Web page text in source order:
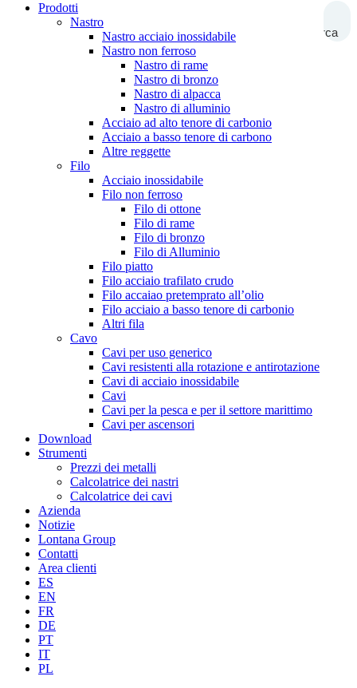
Ricerca
Prodotti
Nastro
Nastro acciaio inossidabile
Nastro non ferroso
Nastro di rame
Nastro di bronzo
Nastro di alpacca
Nastro di alluminio
Acciaio ad alto tenore di carbonio
Acciaio a basso tenore di carbono
Altre reggette
Filo
Acciaio inossidabile
Filo non ferroso
Filo di ottone
Filo di rame
Filo di bronzo
Filo di Alluminio
Filo piatto
Filo acciaio trafilato crudo
Filo accaiao pretemprato all’olio
Filo acciaio a basso tenore di carbonio
Altri fila
Cavo
Cavi per uso generico
Cavi resistenti alla rotazione e antirotazione
Cavi di acciaio inossidabile
Cavi
Cavi per la pesca e per il settore marittimo
Cavi per ascensori
Download
Strumenti
Prezzi dei metalli
Calcolatrice dei nastri
Calcolatrice dei cavi
Azienda
Notizie
Lontana Group
Contatti
Area clienti
ES
EN
FR
DE
PT
IT
PL